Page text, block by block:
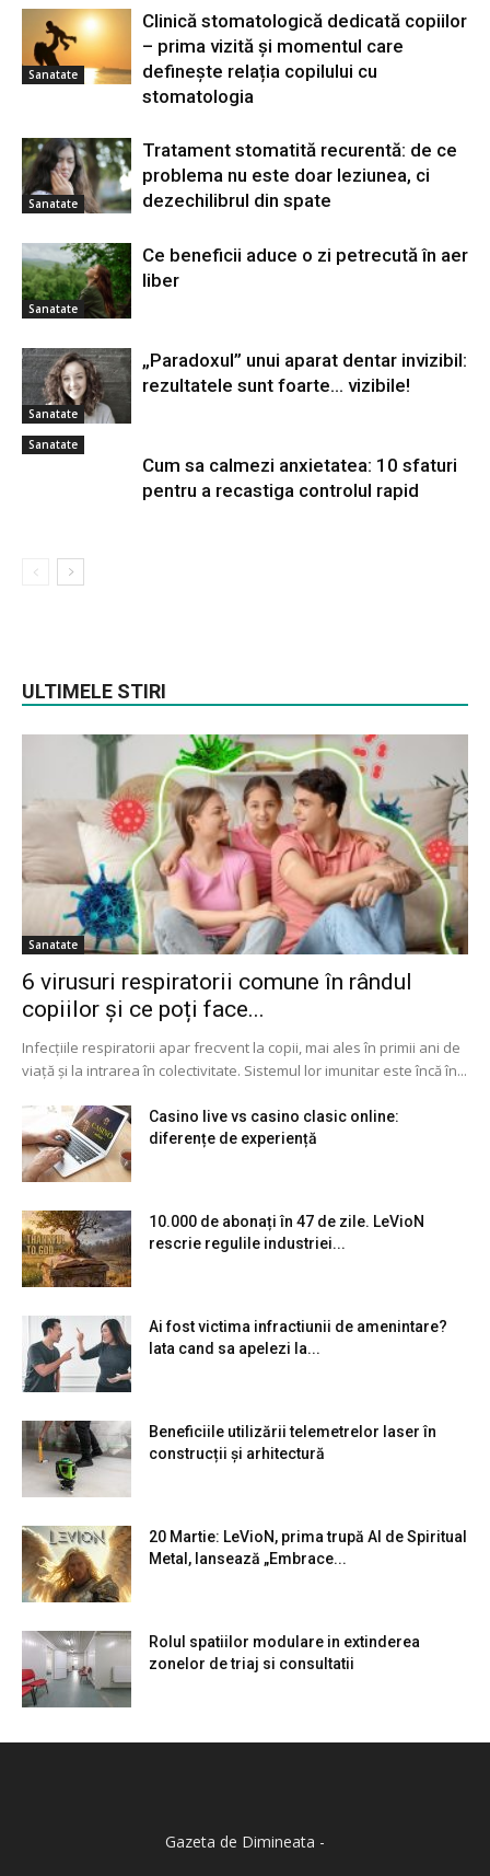
Sanatate
Clinică stomatologică dedicată copiilor
– prima vizită și momentul care
definește relația copilului cu
stomatologia
Sanatate
Tratament stomatită recurentă: de ce
problema nu este doar leziunea, ci
dezechilibrul din spate
Sanatate
Ce beneficii aduce o zi petrecută în aer
liber
Sanatate
„Paradoxul” unui aparat dentar invizibil:
rezultatele sunt foarte… vizibile!
Sanatate
Cum sa calmezi anxietatea: 10 sfaturi
pentru a recastiga controlul rapid
ULTIMELE STIRI
Sanatate
6 virusuri respiratorii comune în rândul
copiilor și ce poți face...
Infecțiile respiratorii apar frecvent la copii, mai ales în primii ani de
viață și la intrarea în colectivitate. Sistemul lor imunitar este încă în...
Casino live vs casino clasic online:
diferențe de experiență
10.000 de abonați în 47 de zile. LeVioN
rescrie regulile industriei...
Ai fost victima infractiunii de amenintare?
Iata cand sa apelezi la...
Beneficiile utilizării telemetrelor laser în
construcții și arhitectură
20 Martie: LeVioN, prima trupă AI de Spiritual
Metal, lansează „Embrace...
Rolul spatiilor modulare in extinderea
zonelor de triaj si consultatii
Gazeta de Dimineata -